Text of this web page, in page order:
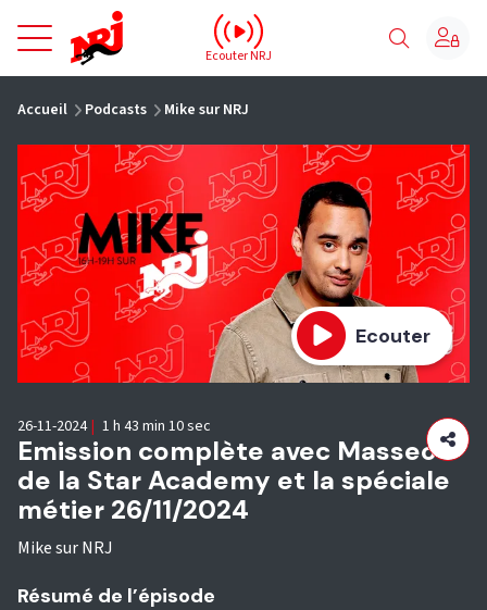
NRJ - Accueil
Ecouter NRJ
Accueil Podcasts Mike sur NRJ
Ecouter
Emission complète avec Masseo
de la Star Academy et la spéciale
métier 26/11/2024
Mike sur NRJ
26-11-2024 | 1 h 43 min 10 sec
Résumé de l’épisode